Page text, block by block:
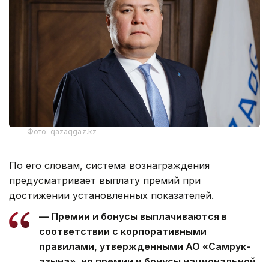
Фото: qazaqgaz.kz
По его словам, система вознаграждения
предусматривает выплату премий при
достижении установленных показателей.
— Премии и бонусы выплачиваются в
соответствии с корпоративными
правилами, утвержденными АО «Самрук-